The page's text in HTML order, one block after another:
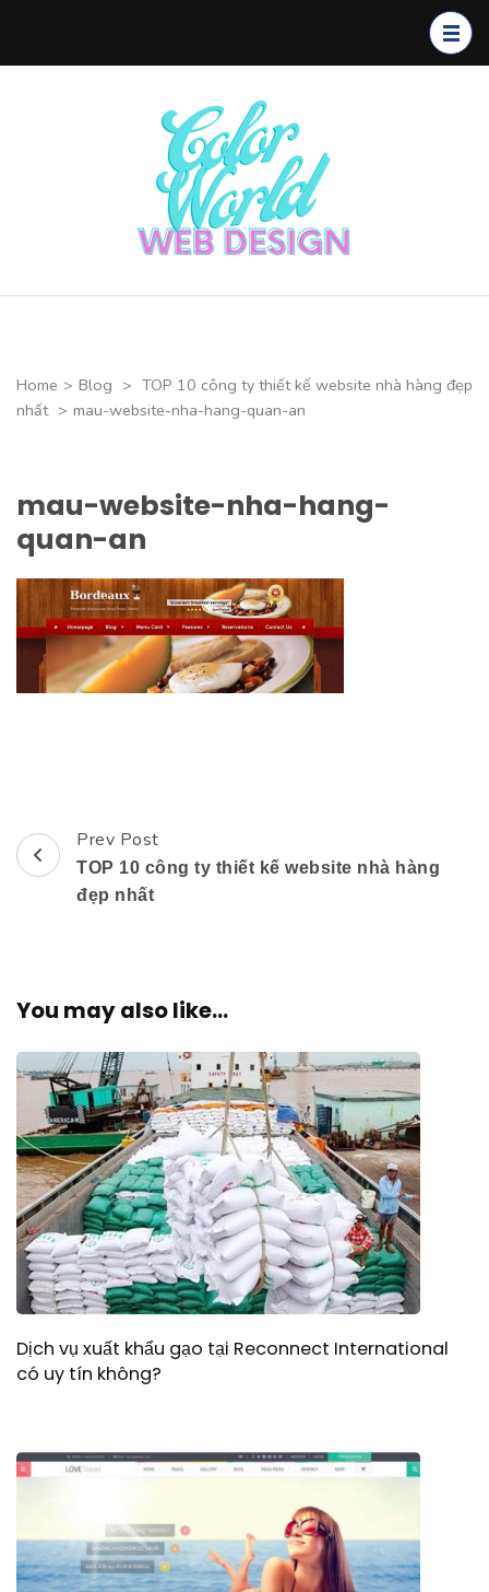
CẤP
Home > Blog > TOP 10 công ty thiết kế website nhà hàng đẹp
nhất > mau-website-nha-hang-quan-an
mau-website-nha-hang-
quan-an
Post
Navigation
Prev Post
TOP 10 công ty thiết kế website nhà hàng
đẹp nhất
You may also like...
Dịch vụ xuất khẩu gạo tại Reconnect International
có uy tín không?